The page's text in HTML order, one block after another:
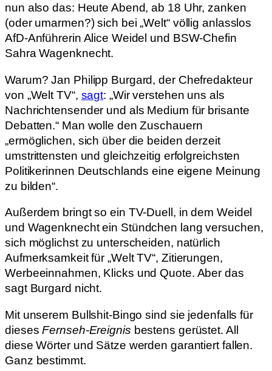
nun also das: Heute Abend, ab 18 Uhr, zanken
(oder umarmen?) sich bei „Welt“ völlig anlasslos
AfD-Anführerin Alice Weidel und BSW-Chefin
Sahra Wagenknecht.
Warum? Jan Philipp Burgard, der Chefredakteur
von „Welt TV“, sagt: „Wir verstehen uns als
Nachrichtensender und als Medium für brisante
Debatten.“ Man wolle den Zuschauern
„ermöglichen, sich über die beiden derzeit
umstrittensten und gleichzeitig erfolgreichsten
Politikerinnen Deutschlands eine eigene Meinung
zu bilden“.
Außerdem bringt so ein TV-Duell, in dem Weidel
und Wagenknecht ein Stündchen lang versuchen,
sich möglichst zu unterscheiden, natürlich
Aufmerksamkeit für „Welt TV“, Zitierungen,
Werbeeinnahmen, Klicks und Quote. Aber das
sagt Burgard nicht.
Mit unserem Bullshit-Bingo sind sie jedenfalls für
diesesFernseh-Ereignis bestens gerüstet. All
diese Wörter und Sätze werden garantiert fallen.
Ganz bestimmt.